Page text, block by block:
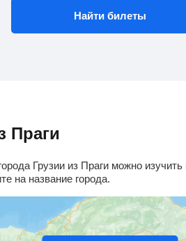
Найти билеты
Праги
Грузии из Праги можно
на название города.